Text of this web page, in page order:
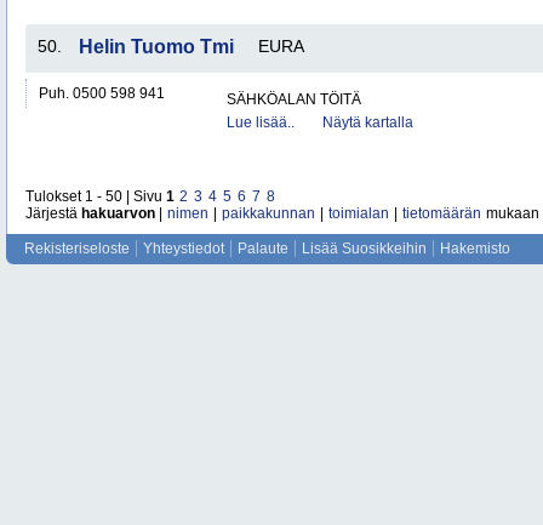
50. Helin Tuomo Tmi EURA
Puh. 0500 598 941
SÄHKÖALAN TÖITÄ
Lue lisää..
Näytä kartalla
Tulokset 1 - 50 | Sivu 1 2 3 4 5 6 7 8
Järjestä hakuarvon nimen paikkakunnan toimialan tietomäärän mukaan
Rekisteriseloste Yhteystiedot Palaute Lisää Suosikkeihin Hakemisto